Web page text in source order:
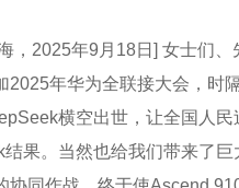
，2025年9月18日] 女士们
2025年华为全联接大会，时
横空出世，让全国人
结果。当然也给我们带来了